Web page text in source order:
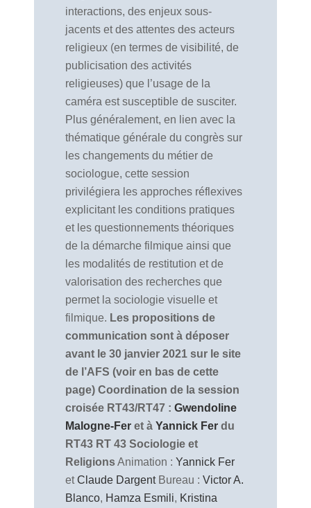
interactions, des enjeux sous-
jacents et des attentes des acteurs
religieux (en termes de visibilité, de
publicisation des activités
religieuses) que l’usage de la
caméra est susceptible de susciter.
Plus généralement, en lien avec la
thématique générale du congrès sur
les changements du métier de
sociologue, cette session
privilégiera les approches réflexives
explicitant les conditions pratiques
et les questionnements théoriques
de la démarche filmique ainsi que
les modalités de restitution et de
valorisation des recherches que
permet la sociologie visuelle et
filmique. Les propositions de
communication sont à déposer
avant le 30 janvier 2021 sur le site
de l’AFS (voir en bas de cette
page) Coordination de la session
croisée RT43/RT47 : Gwendoline
Malogne-Fer et à Yannick Fer du
RT43 RT 43 Sociologie et
ReligionsAnimation : Yannick Fer
etClaude DargentBureau : Victor A.
Blanco, Hamza Esmili, Kristina